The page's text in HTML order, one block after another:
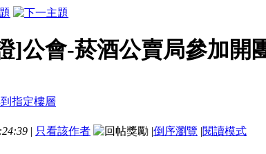
]公會-菸酒公賣局參加開
| 只看該作者 |倒序瀏覽 |閱讀模式